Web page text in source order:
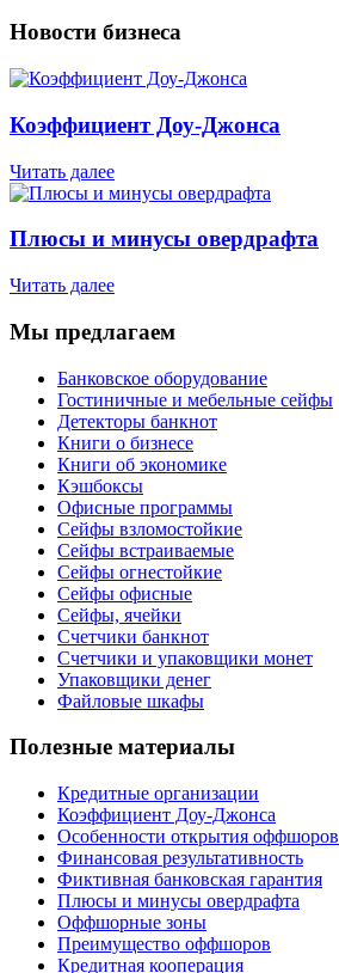
Новости бизнеса
Коэффициент Доу-Джонса
Читать далее
Плюсы и минусы овердрафта
Читать далее
Мы предлагаем
Банковское оборудование
Гостиничные и мебельные сейфы
Детекторы банкнот
Книги о бизнесе
Книги об экономике
Кэшбоксы
Офисные программы
Сейфы взломостойкие
Сейфы встраиваемые
Сейфы огнестойкие
Сейфы офисные
Сейфы, ячейки
Счетчики банкнот
Счетчики и упаковщики монет
Упаковщики денег
Файловые шкафы
Полезные материалы
Кредитные организации
Коэффициент Доу-Джонса
Особенности открытия оффшоров
Финансовая результативность
Фиктивная банковская гарантия
Плюсы и минусы овердрафта
Оффшорные зоны
Преимущество оффшоров
Кредитная кооперация